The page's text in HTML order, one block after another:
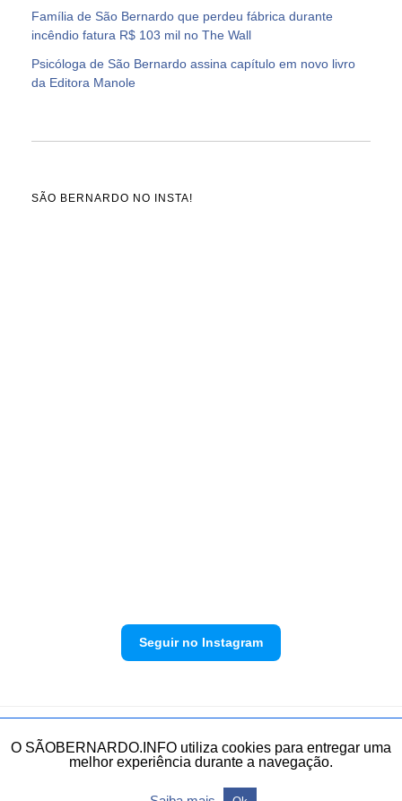
Família de São Bernardo que perdeu fábrica durante
incêndio fatura R$ 103 mil no The Wall
Psicóloga de São Bernardo assina capítulo em novo livro
da Editora Manole
SÃO BERNARDO NO INSTA!
Seguir no Instagram
Política de privacidade Envie sua denúncia
O SÃOBERNARDO.INFO utiliza cookies para entregar uma
melhor experiência durante a navegação.